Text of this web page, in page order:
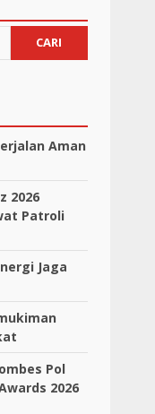
CARI
Aman
2026
Patroli
Jaga
Pol
2026